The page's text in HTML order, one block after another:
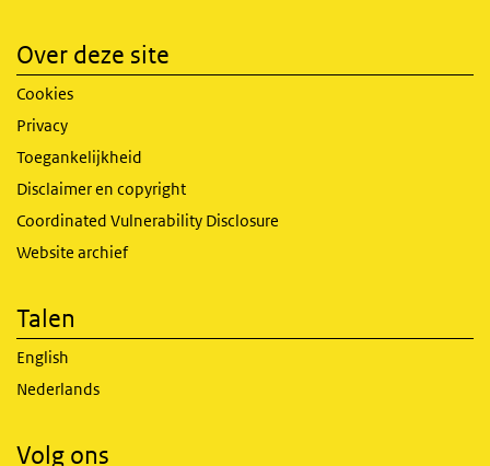
Over deze site
Cookies
Privacy
Toegankelijkheid
Disclaimer en copyright
Coordinated Vulnerability Disclosure
Website archief
Talen
English
Nederlands
Volg ons